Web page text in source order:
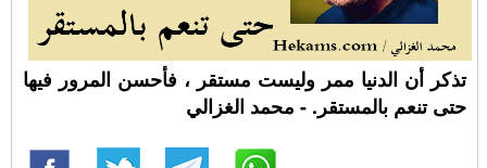
تذكر أن الدنيا ممر وليست مستقر ، فأحسن المرور فيها
حتى تنعم بالمستقر. - محمد الغزالي